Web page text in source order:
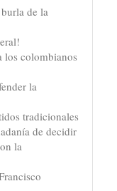
de la
los colombianos
la
tradicionales
de decidir
la